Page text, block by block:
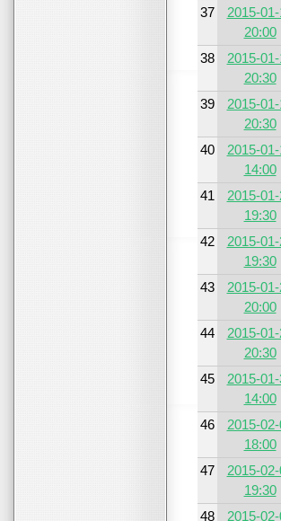
37
2015-
20:00
38
2015-
20:30
39
2015-
20:30
40
2015-
14:00
41
2015-
19:30
42
2015-
19:30
43
2015-
20:00
44
2015-
20:30
45
2015-01-
14:00
46
2015-
18:00
47
2015-
19:30
48 2015-